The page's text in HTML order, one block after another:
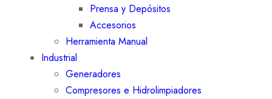
Prensa y Depósitos
Accesorios
Herramienta Manual
Industrial
Generadores
Compresores e Hidrolimpiadores